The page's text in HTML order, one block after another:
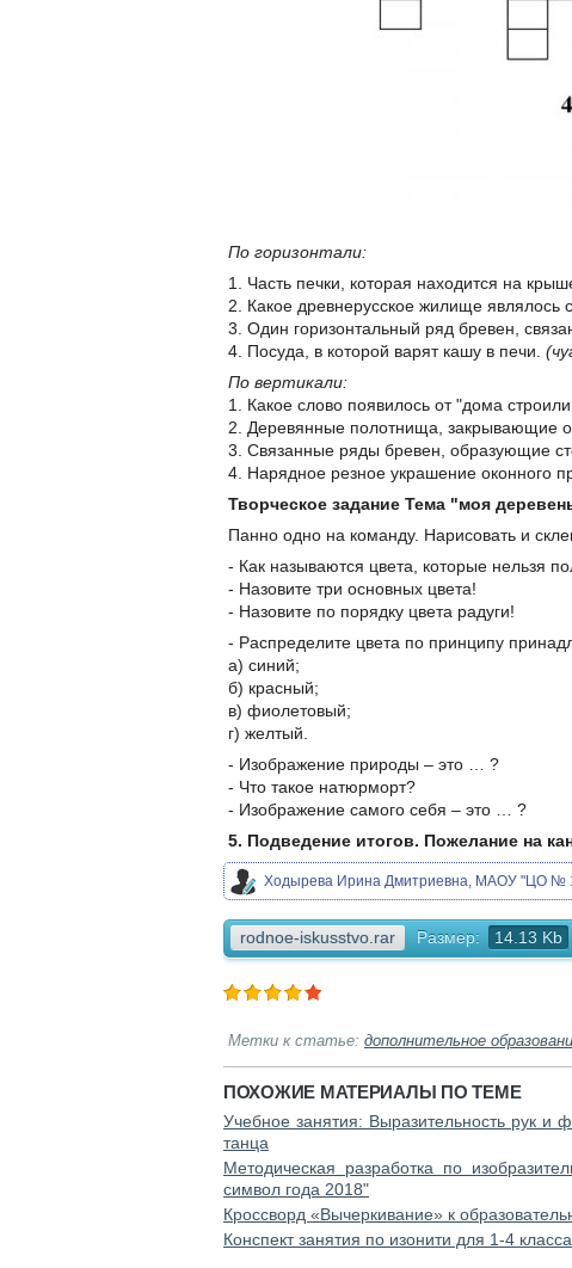
По горизонтали:
1. Часть печки, которая находится на
2. Какое древнерусское жилище
3. Один горизонтальный ряд бревен,
4. Посуда, в которой варят кашу в печи.
По вертикали:
1. Какое слово появилось от "дома
2. Деревянные полотнища, закрывающие
3. Связанные ряды бревен, образующие
4. Нарядное резное украшение оконного
Творческое задание Тема "моя
Панно одно на команду. Нарисовать и
- Как называются цвета, которые нельзя
- Назовите три основных цвета!
- Назовите по порядку цвета радуги!
- Распределите цвета по принципу
а) синий;
б) красный;
в) фиолетовый;
г) желтый.
- Изображение природы – это … ?
- Что такое натюрморт?
- Изображение самого себя – это … ?
5. Подведение итогов. Пожелание на
Ходырева Ирина Дмитриевна, МАОУ "ЦО №
rodnoe-iskusstvo.rar Размер: 14.13 Kb
Метки к статье: дополнительное
ПОХОЖИЕ МАТЕРИАЛЫ ПО ТЕМЕ
Учебное занятия: Выразительность рук и
танца
Методическая разработка по
символ года 2018"
Кроссворд «Вычеркивание» к
Конспект занятия по изонити для 1-4